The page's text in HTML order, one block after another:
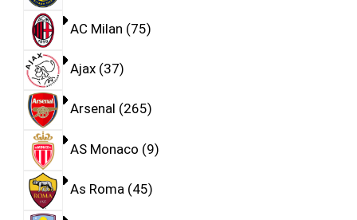
AC Milan 75
Ajax 37
Arsenal 265
AS Monaco 9
As Roma 45